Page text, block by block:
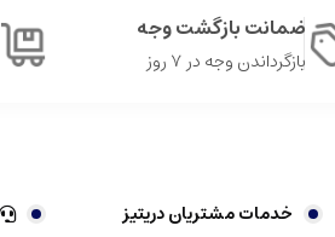
ضمانت بازگشت وجه
بازگرداندن وجه در ۷ روز
خدمات مشتریان دریتیز